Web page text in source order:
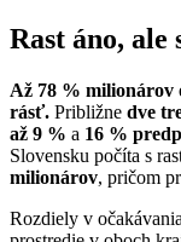
Rast áno,
Až 78 % milionárov
rásť. Približne dve
až 9 % a 16 %
Slovensku počíta s
milionárov, pričom
Rozdiely v